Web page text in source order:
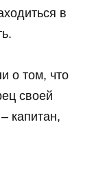
в
о том, что
своей
капитан,